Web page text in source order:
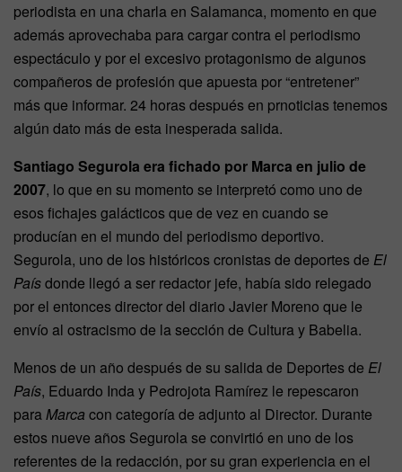
periodista en una charla en Salamanca, momento en que
además aprovechaba para cargar contra el periodismo
espectáculo y por el excesivo protagonismo de algunos
compañeros de profesión que apuesta por “entretener”
más que informar. 24 horas después en prnoticias tenemos
algún dato más de esta inesperada salida.
Santiago Segurola era fichado por Marca en julio de
2007, lo que en su momento se interpretó como uno de
esos fichajes galácticos que de vez en cuando se
producían en el mundo del periodismo deportivo.
Segurola, uno de los históricos cronistas de deportes de El
Paísdonde llegó a ser redactor jefe, había sido relegado
por el entonces director del diario Javier Moreno que le
envío al ostracismo de la sección de Cultura y Babelia.
Menos de un año después de su salida de Deportes de El
País, Eduardo Inda y Pedrojota Ramírez le repescaron
paraMarca con categoría de adjunto al Director. Durante
estos nueve años Segurola se convirtió en uno de los
referentes de la redacción, por su gran experiencia en el